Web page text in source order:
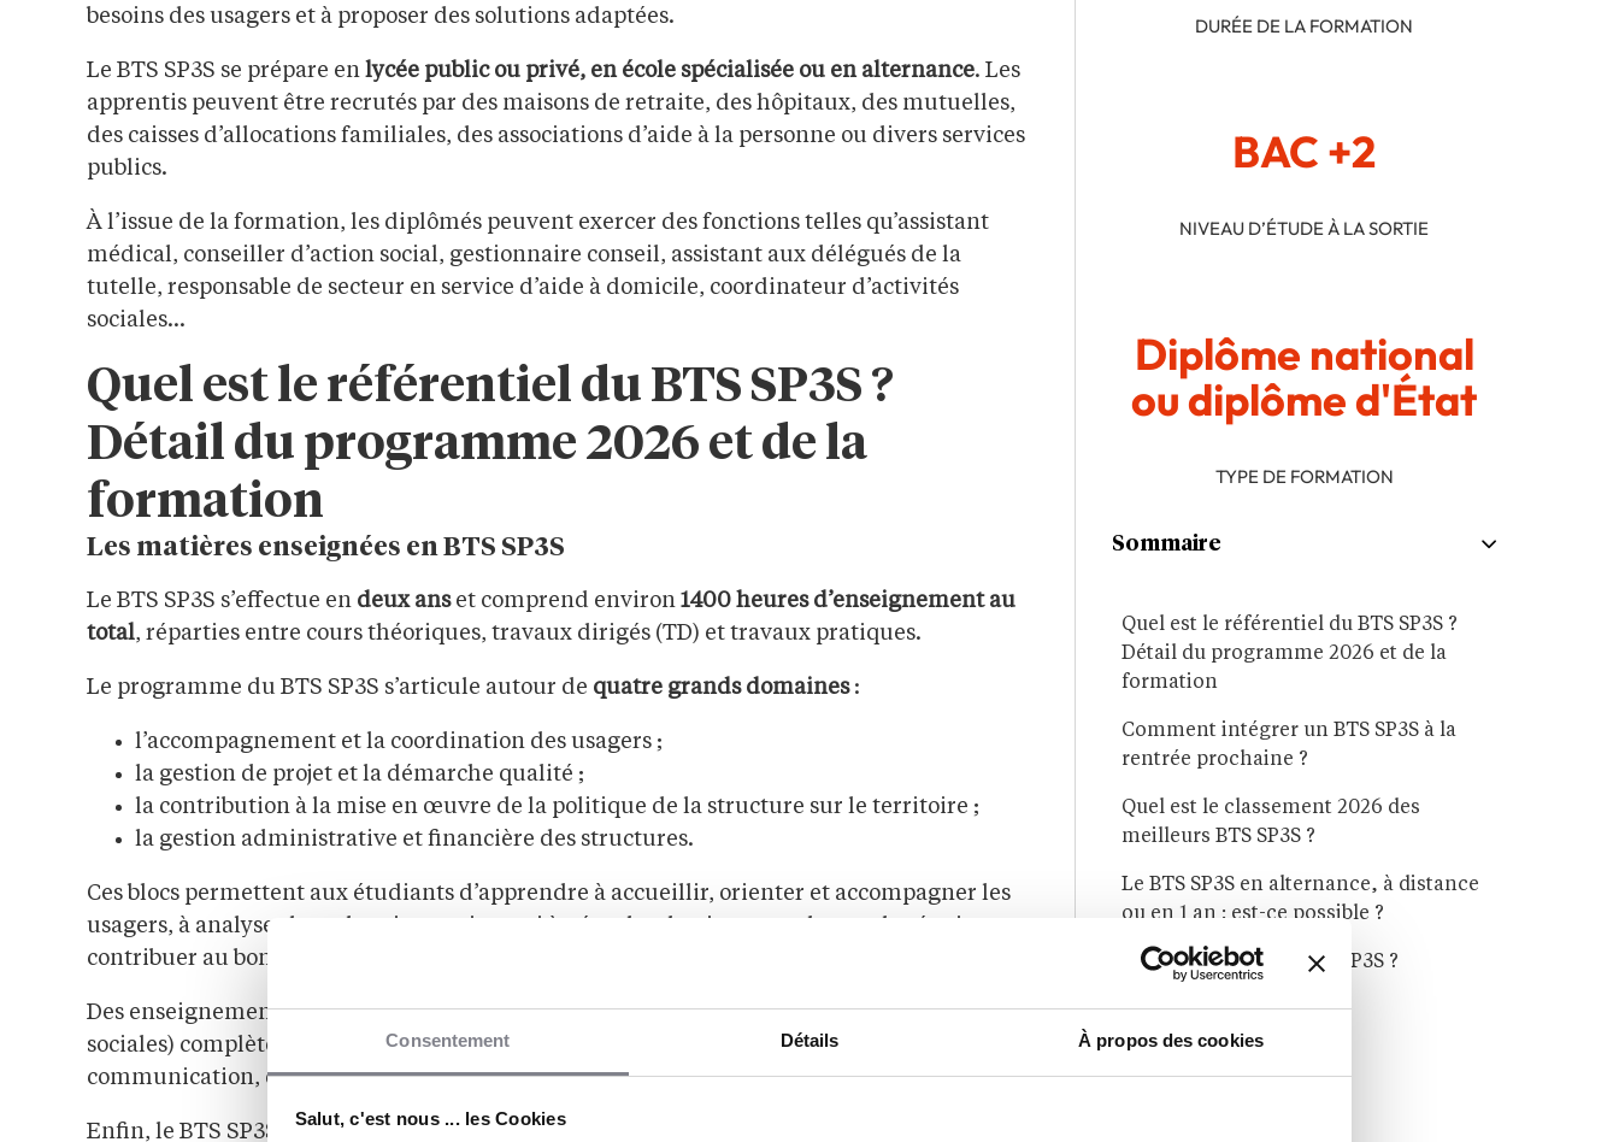
Consentement Détails À propos des cookies
Salut, c'est nous ... les Cookies
besoins des usagers et à proposer des solutions adaptées.
Le BTS SP3S se prépare en lycée public ou privé, en école spécialisée ou en alternance. Les
apprentis peuvent être recrutés par des maisons de retraite, des hôpitaux, des mutuelles,
des caisses d’allocations familiales, des associations d’aide à la personne ou divers services
publics.
À l’issue de la formation, les diplômés peuvent exercer des fonctions telles qu’assistant
médical, conseiller d’action social, gestionnaire conseil, assistant aux délégués de la
tutelle, responsable de secteur en service d’aide à domicile, coordinateur d’activités
sociales…
Quel est le référentiel du BTS SP3S ?
Détail du programme 2026 et de la
formation
Les matières enseignées en BTS SP3S
Le BTS SP3S s’effectue en deux anset comprend environ 1400 heures d’enseignement au
total, réparties entre cours théoriques, travaux dirigés (TD) et travaux pratiques.
Le programme du BTS SP3S s’articule autour de quatre grands domaines:
l’accompagnement et la coordination des usagers ;
la gestion de projet et la démarche qualité ;
la contribution à la mise en œuvre de la politique de la structure sur le territoire ;
la gestion administrative et financière des structures.
Ces blocs permettent aux étudiants d’apprendre à accueillir, orienter et accompagner les
usagers, à analyser leurs besoins, mais aussi à gérer les dossiers, coordonner les équipes et
contribuer au bon fonctionnement des établissements médico-sociaux.
Des enseignements généraux (culture générale, anglais, droit, gestion, sciences médico-
sociales) complètent également le programme pour développer les compétences de
communication, d’analyse et d’organisation indispensables dans le secteur.
Enfin, le BTS SP3S comprend
DURÉE DE LA FORMATION
BAC +2
NIVEAU D’ÉTUDE À LA SORTIE
Diplôme national
ou diplôme d'État
TYPE DE FORMATION
Sommaire
Quel est le référentiel du BTS SP3S ?
Détail du programme 2026 et de la
formation
Comment intégrer un BTS SP3S à la
rentrée prochaine ?
Quel est le classement 2026 des
meilleurs BTS SP3S ?
Le BTS SP3S en alternance, à distance
ou en 1 an : est-ce possible ?
Que faire après un BTS SP3S ?